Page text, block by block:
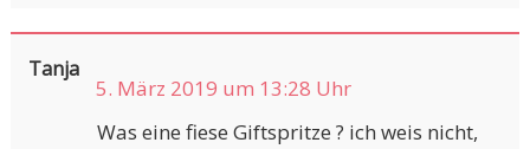
Tanja
5. März 2019 um 13:28 Uhr
Was eine fiese Giftspritze ? ich weis nicht,